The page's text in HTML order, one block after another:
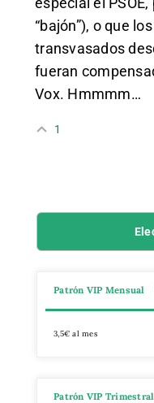
“bajón”), o que
transvasados
fueran
Vox. Hmmmm…
1
Patrón VIP Mensual
3,5€ al mes
Patrón VIP Trimestral